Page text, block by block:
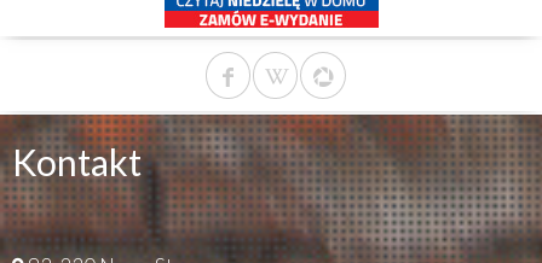
Kontakt